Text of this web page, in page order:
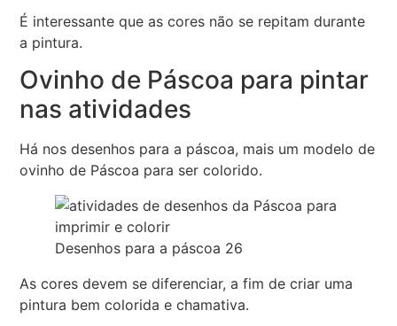
É interessante que as cores não se repitam durante
a pintura.
Ovinho de Páscoa para pintar
nas atividades
Há nos desenhos para a páscoa, mais um modelo de
ovinho de Páscoa para ser colorido.
Desenhos para a páscoa 26
As cores devem se diferenciar, a fim de criar uma
pintura bem colorida e chamativa.